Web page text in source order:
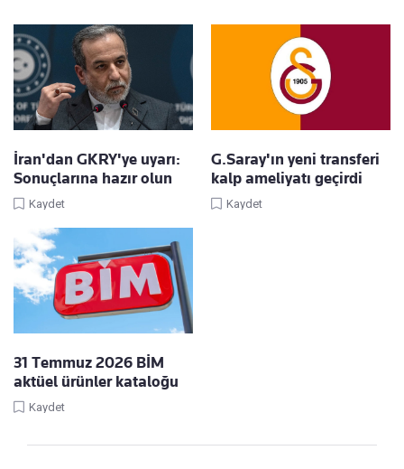
İran'dan GKRY'ye uyarı:
Sonuçlarına hazır olun
Kaydet
G.Saray'ın yeni transferi
kalp ameliyatı geçirdi
Kaydet
31 Temmuz 2026 BİM
aktüel ürünler kataloğu
Kaydet